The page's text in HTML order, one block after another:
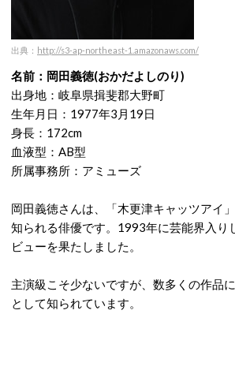
出典： http://s3-ap-northeast-1.amazonaws.com/
名前：岡田義徳(おかだよしのり)
出身地：岐阜県揖斐郡大野町
生年月日：1977年3月19日
身長：172cm
血液型：AB型
所属事務所：アミューズ
岡田義徳さんは、「木更津キャッツアイ
知られる俳優です。1993年に芸能界入り
ビューを果たしました。
主演級こそ少ないですが、数多くの作品
として知られています。